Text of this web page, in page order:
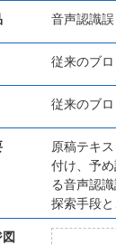
音声認識
従来のブ
従来のブ
原稿テキ
付け、予
る音声認
探索手段